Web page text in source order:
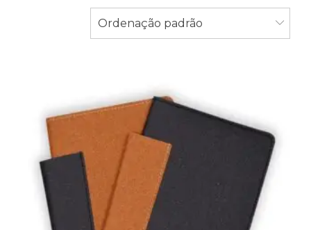
Ordenação padrão